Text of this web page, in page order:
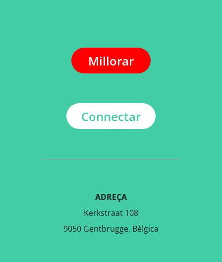
Millorar
Connectar
ADREÇA
Kerkstraat 108
9050 Gentbrugge, Bèlgica